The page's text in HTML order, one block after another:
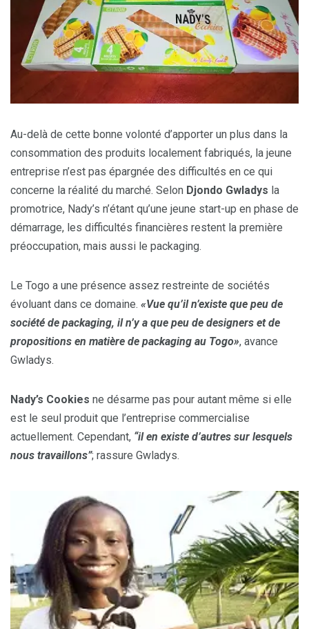
Au-delà de cette bonne volonté d’apporter un plus dans la
consommation des produits localement fabriqués, la jeune
entreprise n’est pas épargnée des difficultés en ce qui
concerne la réalité du marché. Selon Djondo Gwladys la
promotrice, Nady’s n’étant qu’une jeune start-up en phase de
démarrage, les difficultés financières restent la première
préoccupation, mais aussi le packaging.
Le Togo a une présence assez restreinte de sociétés
évoluant dans ce domaine. «Vue qu’il n’existe que peu de
société de packaging, il n’y a que peu de designers et de
propositions en matière de packaging au Togo», avance
Gwladys.
Nady’s Cookies ne désarme pas pour autant même si elle
est le seul produit que l’entreprise commercialise
actuellement. Cependant, “il en existe d’autres sur lesquels
nous travaillons”; rassure Gwladys.